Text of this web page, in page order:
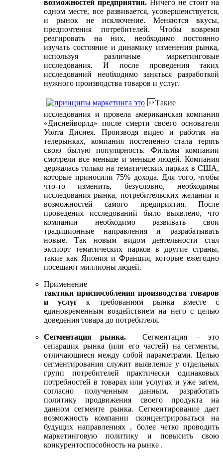
возможностей предприятия. Ничего не стоит на
одном месте, все развивается, усовершенствуется,
и рынок не исключение. Меняются вкусы,
предпочтения потребителей. Чтобы вовремя
реагировать на них, необходимо постоянно
изучать состояние и динамику изменения рынка,
используя различные маркетинговые
исследования. И после проведения таких
исследований необходимо заняться разработкой
нужного производства товаров и услуг.
Такие
исследования и провела американская компания
«Диснейворлд» после смерти своего основателя
Уолта Диснея. Производя видео и работая на
телерынках, компания постепенно стала терять
свою былую популярность. Фильмы компании
смотрели все меньше и меньше людей. Компания
держалась только на тематических парках в США,
которые приносили 75% дохода. Для того, чтобы
что-то изменить, безусловно, необходимы
исследования рынка, потребительских желании и
возможностей самого предприятия. После
проведения исследований было выявлено, что
компании необходимо развивать свои
традиционные направления и разрабатывать
новые. Так новым видом деятельности стал
экспорт тематических парков в другие страны,
такие как Япония и Франция, которые ежегодно
посещают миллионы людей.
Применение
тактики приспособления производства товаров
и услугк требованиям рынка вместе с
единовременным воздействием на него с целью
доведения товара до потребителя.
Сегментация рынка.
Сегментация – это
сепарация рынка (или его частей) на сегменты,
отличающиеся между собой параметрами. Целью
сегментирования служит выявление у отдельных
групп потребителей практически одинаковых
потребностей в товарах или услугах и уже затем,
согласно полученным данным, разработать
политику продвижения своего продукта на
данном сегменте рынка. Сегментирование дает
возможность компании сконцентрироваться на
будущих направлениях , более четко проводить
маркетинговую политику и повысить свою
конкурентоспособность на рынке .